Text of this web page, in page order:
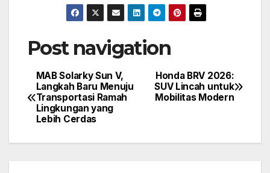
Post navigation
Honda BRV 2026:
SUV Lincah untuk
Mobilitas Modern
MAB Solarky Sun V,
Langkah Baru Menuju
Transportasi Ramah
Lingkungan yang
Lebih Cerdas